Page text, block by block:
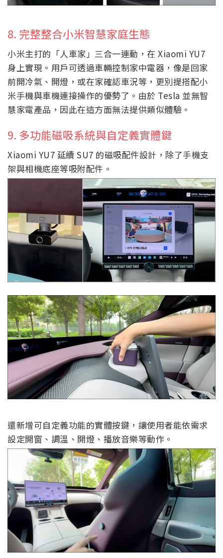
8. 完整整合小米智慧家庭生態
小米主打的「人車家」三合一連動，在 Xiaomi YU7
身上實現。用戶可透過車輛控制家中電器，像是回家
前開冷氣、開燈，或在家確認車況等，更別提搭配小
米手機與車機連接操作的優勢了。由於 Tesla 並無智
慧家電產品，因此在這方面無法提供類似體驗。
9. 多功能磁吸系統與自定義實體鍵
Xiaomi YU7 延續 SU7 的磁吸配件設計，除了手機支
架與相機底座等吸附配件。
還新增可自定義功能的實體按鍵，讓使用者能依需求
設定開窗、調溫、開燈、播放音樂等動作。